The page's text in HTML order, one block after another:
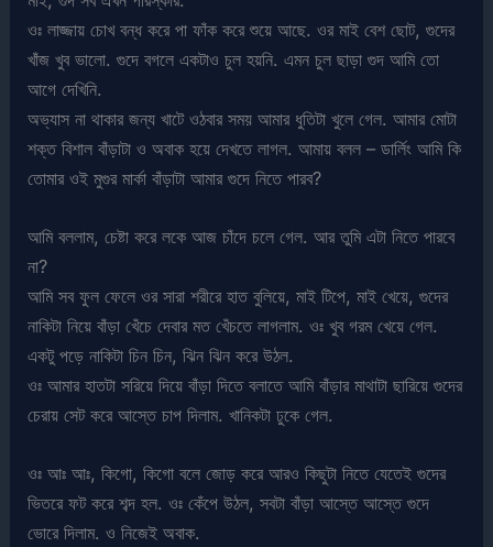
ওঃ লাজ্জায় চোখ বন্ধ করে পা ফাঁক করে শুয়ে আছে. ওর মাই বেশ ছোট, গুদের
খাঁজ খুব ভালো. গুদে বগলে একটাও চুল হয়নি. এমন চুল ছাড়া গুদ আমি তো
আগে দেখিনি.
অভ্যাস না থাকার জন্য খাটে ওঠবার সময় আমার ধুতিটা খুলে গেল. আমার মোটা
শক্ত বিশাল বাঁড়াটা ও অবাক হয়ে দেখতে লাগল. আমায় বলল – ডার্লিং আমি কি
তোমার ওই মুগুর মার্কা বাঁড়াটা আমার গুদে নিতে পারব?
আমি বললাম, চেষ্টা করে লকে আজ চাঁদে চলে গেল. আর তুমি এটা নিতে পারবে
না?
আমি সব ফুল ফেলে ওর সারা শরীরে হাত বুলিয়ে, মাই টিপে, মাই খেয়ে, গুদের
নাকিটা নিয়ে বাঁড়া খেঁচে দেবার মত খেঁচতে লাগলাম. ওঃ খুব গরম খেয়ে গেল.
একটু পড়ে নাকিটা চিন চিন, ঝিন ঝিন করে উঠল.
ওঃ আমার হাতটা সরিয়ে দিয়ে বাঁড়া দিতে বলাতে আমি বাঁড়ার মাথাটা ছারিয়ে গুদের
চেরায় সেট করে আস্তে চাপ দিলাম. খানিকটা ঢুকে গেল.
ওঃ আঃ আঃ, কিগো, কিগো বলে জোড় করে আরও কিছুটা নিতে যেতেই গুদের
ভিতরে ফট করে শব্দ হল. ওঃ কেঁপে উঠল, সবটা বাঁড়া আস্তে আস্তে গুদে
ভোরে দিলাম. ও নিজেই অবাক.